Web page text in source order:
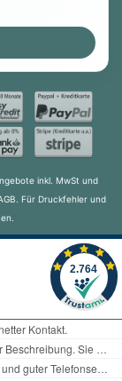
inkl. MwSt und
Für Druckfehler und